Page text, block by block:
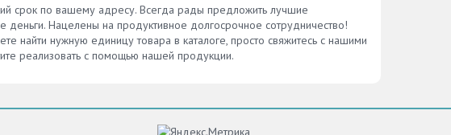
срок по вашему адресу. Всегда рады предложить лучшие
Нацелены на продуктивное долгосрочное сотрудничество!
найти нужную единицу товара в каталоге, просто свяжитесь с нашими
реализовать с помощью нашей продукции.